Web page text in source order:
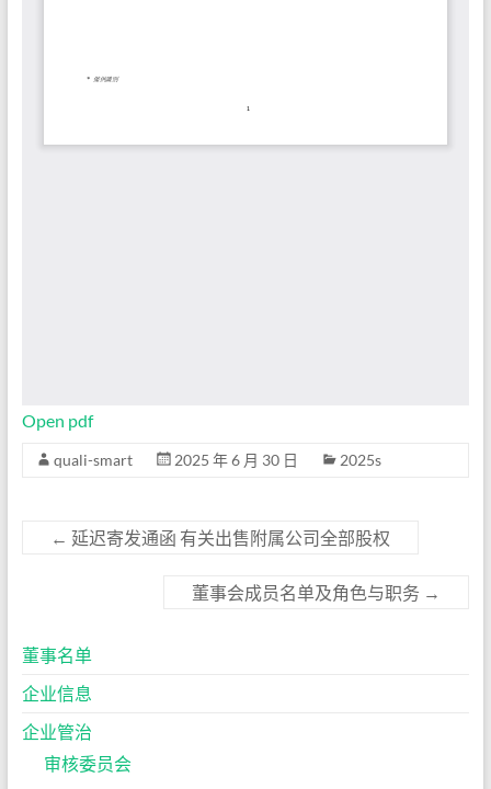
Open pdf
quali-smart 2025 年 6 月 30 日 2025s
← 延迟寄发通函 有关出售附属公司全部股权
董事会成员名单及角色与职务 →
董事名单
企业信息
企业管治
审核委员会